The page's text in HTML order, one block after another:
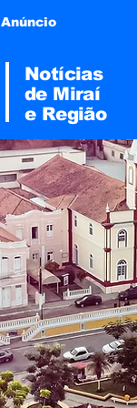
Anúncio
Notícias
de Miraí
e Região